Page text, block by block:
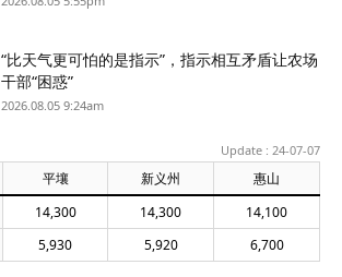
“比天气更可怕的是指示”，指示相互矛盾让农场
干部“困惑”
2026.08.05 9:24am
Update : 24-07-07
平壤 新义州
惠山
14,300 14,300
14,100
5,930 5,920 6,700